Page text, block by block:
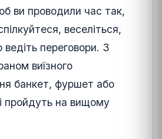
ви проводили час так,
веселіться,
переговори. З
виїзного
банкет, фуршет або
пройдуть на вищому